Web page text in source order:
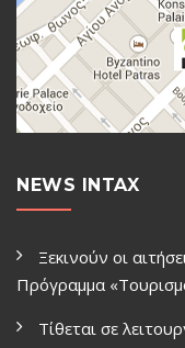
NEWS INTAX
Ξεκινούν οι
Πρόγραμμα
Τίθεται σε